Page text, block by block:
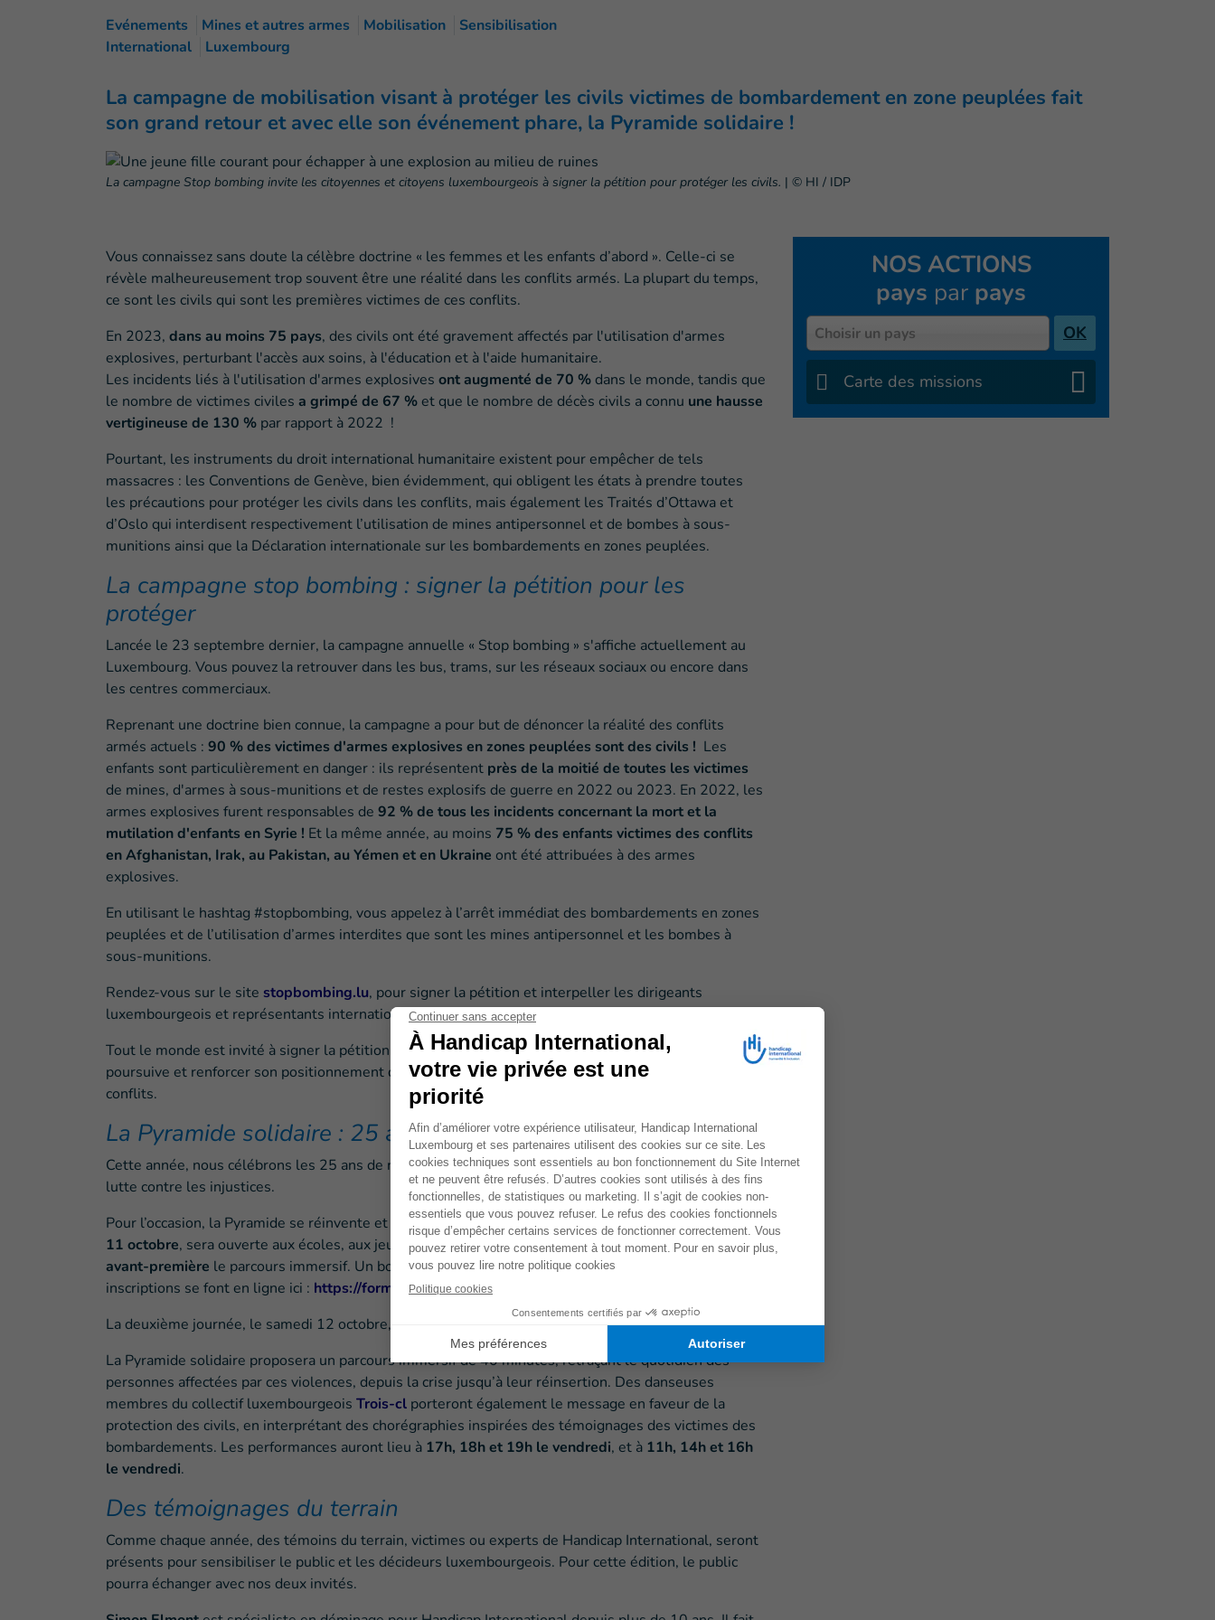
Evénements Mines et autres armes Mobilisation
Sensibilisation
International
Luxembourg
La campagne de mobilisation visant à protéger les civils victimes de bombardement en zone peuplées fait
son grand retour et avec elle son événement phare, la Pyramide solidaire !
La campagne Stop bombing invite les citoyennes et citoyens luxembourgeois à signer la pétition pour protéger les civils. | © HI / IDP
Vous connaissez sans doute la célèbre doctrine « les femmes et les enfants d’abord ». Celle-ci se
révèle malheureusement trop souvent être une réalité dans les conflits armés. La plupart du temps,
ce sont les civils qui sont les premières victimes de ces conflits.
En 2023, dans au moins 75 pays, des civils ont été gravement affectés par l'utilisation d'armes
explosives, perturbant l'accès aux soins, à l'éducation et à l'aide humanitaire.
Les incidents liés à l'utilisation d'armes explosives ont augmenté de 70 % dans le monde, tandis que
le nombre de victimes civiles a grimpé de 67 % et que le nombre de décès civils a connu une hausse
vertigineuse de 130 % par rapport à 2022 !
Pourtant, les instruments du droit international humanitaire existent pour empêcher de tels
massacres : les Conventions de Genève, bien évidemment, qui obligent les états à prendre toutes
les précautions pour protéger les civils dans les conflits, mais également les Traités d’Ottawa et
d’Oslo qui interdisent respectivement l’utilisation de mines antipersonnel et de bombes à sous-
munitions ainsi que la Déclaration internationale sur les bombardements en zones peuplées.
La campagne stop bombing : signer la pétition pour les
protéger
Lancée le 23 septembre dernier, la campagne annuelle « Stop bombing » s'affiche actuellement au
Luxembourg. Vous pouvez la retrouver dans les bus, trams, sur les réseaux sociaux ou encore dans
les centres commerciaux.
Reprenant une doctrine bien connue, la campagne a pour but de dénoncer la réalité des conflits
armés actuels : 90 % des victimes d'armes explosives en zones peuplées sont des civils ! Les
enfants sont particulièrement en danger : ils représentent près de la moitié de toutes les victimes
de mines, d'armes à sous-munitions et de restes explosifs de guerre en 2022 ou 2023. En 2022, les
armes explosives furent responsables de 92 % de tous les incidents concernant la mort et la
mutilation d'enfants en Syrie ! Et la même année, au moins 75 % des enfants victimes des conflits
en Afghanistan, Irak, au Pakistan, au Yémen et en Ukraine ont été attribuées à des armes
explosives.
En utilisant le hashtag #stopbombing, vous appelez à l’arrêt immédiat des bombardements en zones
peuplées et de l’utilisation d’armes interdites que sont les mines antipersonnel et les bombes à
sous-munitions.
Rendez-vous sur le site stopbombing.lu, pour signer la pétition et interpeller les dirigeants
luxembourgeois et représentants internationaux et protéger les civils.
Tout le monde est invité à signer la pétition pour interpeller le gouvernement luxembourgeois à
poursuive et renforcer son positionnement diplomatique quant à la protection des civils dans les
conflits.
La Pyramide solidaire : 25 ans de lutte contre les injustices
Cette année, nous célébrons les 25 ans de notre Pyramide solidaire, symbole de solidarité et de
lutte contre les injustices.
Pour l’occasion, la Pyramide se réinvente et aura lieu sur deux jours. La première journée,le vendredi
11 octobre, sera ouverte aux écoles, aux jeunes et aux entreprises qui souhaitentdécouvrir en
avant-première le parcours immersif. Un bon moyen de sensibiliser les salariés et les élèves. Les
inscriptions se font en ligne ici : https://forms.gle/5U6UiCe6nK1sv45N9
La deuxième journée, le samedi 12 octobre, sera ouverte au public, comme habituellement.
La Pyramide solidaire proposera un parcours immersif de 40 minutes, retraçant le quotidien des
personnes affectées par ces violences, depuis la crise jusqu’à leur réinsertion. Des danseuses
membres du collectif luxembourgeois Trois-cl porteront également le message en faveur de la
protection des civils, en interprétant des chorégraphies inspirées des témoignages des victimes des
bombardements. Les performances auront lieu à 17h, 18h et 19h le vendredi, et à 11h, 14h et 16h
le vendredi.
Des témoignages du terrain
Comme chaque année, des témoins du terrain, victimes ou experts de Handicap International, seront
présents pour sensibiliser le public et les décideurs luxembourgeois. Pour cette édition, le public
pourra échanger avec nos deux invités.
NOS ACTIONS
pays par pays
PaysChoisir un pays OK
Carte des missions